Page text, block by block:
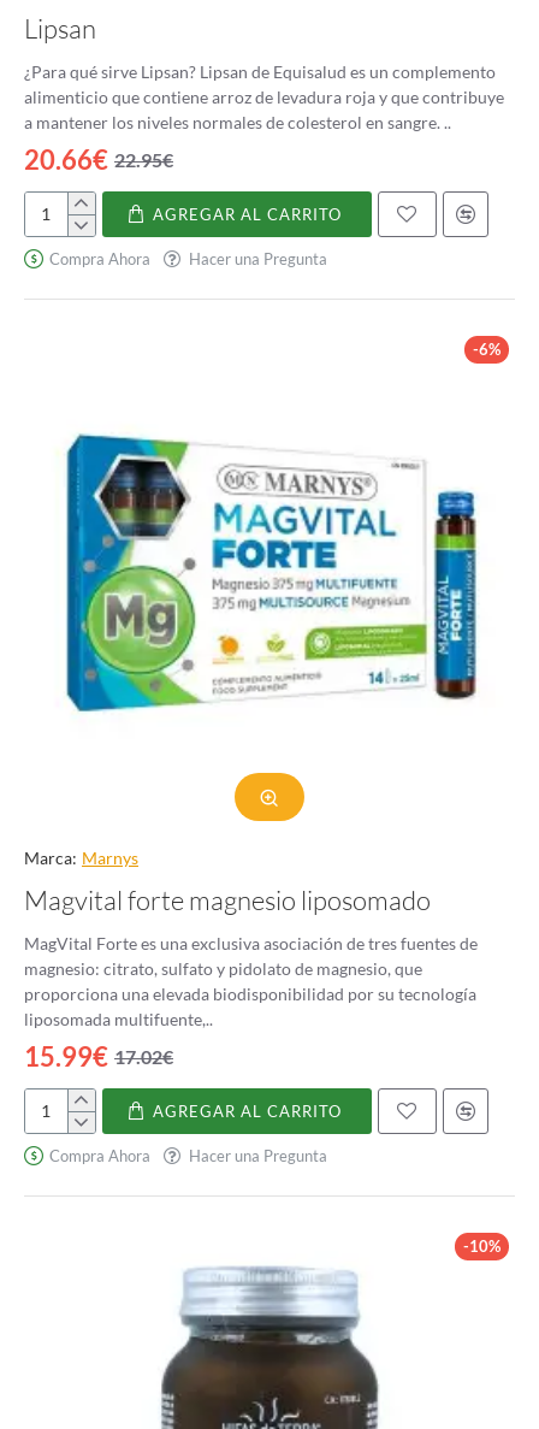
Lipsan
¿Para qué sirve Lipsan? Lipsan de Equisalud es un complemento
alimenticio que contiene arroz de levadura roja y que contribuye
a mantener los niveles normales de colesterol en sangre. ..
20.66€ 22.95€
Lipsan
AGREGAR AL CARRITO
Compra Ahora Hacer una Pregunta
-6%
Marca: Marnys
Magvital forte magnesio liposomado
MagVital Forte es una exclusiva asociación de tres fuentes de
magnesio: citrato, sulfato y pidolato de magnesio, que
proporciona una elevada biodisponibilidad por su tecnología
liposomada multifuente,..
15.99€ 17.02€
Magvital
forte
magnesio
liposomado
AGREGAR AL CARRITO
Compra Ahora Hacer una Pregunta
-10%